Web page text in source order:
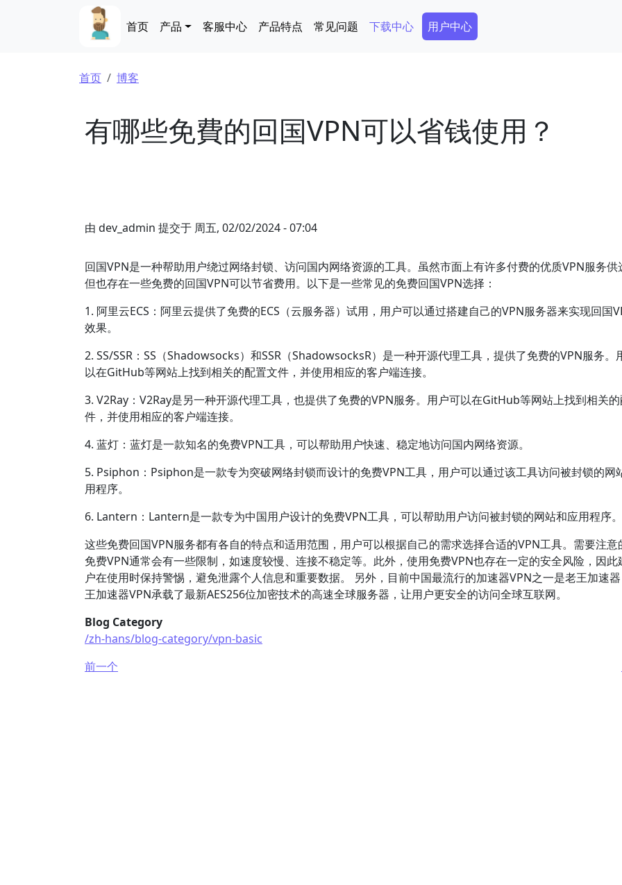
Main navigation
首页 产品 客服中心 产品特点 常见问题 下载中心 Secondary Menu
用户中心
面包屑
首页 博客
有哪些免費的回国VPN可以省钱使用？
由 dev_admin 提交于 周五, 02/02/2024 - 07:04
回国VPN是一种帮助用户绕过网络封锁、访问国内网络资源的工具。虽然市面上有许多付费的优质VPN服务供
但也存在一些免费的回国VPN可以节省费用。以下是一些常见的免费回国VPN选择：
1. 阿里云ECS：阿里云提供了免费的ECS（云服务器）试用，用户可以通过搭建自己的VPN服务器来实现回国
效果。
2. SS/SSR：SS（Shadowsocks）和SSR（ShadowsocksR）是一种开源代理工具，提供了免费的VPN服务。
以在GitHub等网站上找到相关的配置文件，并使用相应的客户端连接。
3. V2Ray：V2Ray是另一种开源代理工具，也提供了免费的VPN服务。用户可以在GitHub等网站上找到相关
件，并使用相应的客户端连接。
4. 蓝灯：蓝灯是一款知名的免费VPN工具，可以帮助用户快速、稳定地访问国内网络资源。
5. Psiphon：Psiphon是一款专为突破网络封锁而设计的免费VPN工具，用户可以通过该工具访问被封锁的网
用程序。
6. Lantern：Lantern是一款专为中国用户设计的免费VPN工具，可以帮助用户访问被封锁的网站和应用程序。
这些免费回国VPN服务都有各自的特点和适用范围，用户可以根据自己的需求选择合适的VPN工具。需要注意
免费VPN通常会有一些限制，如速度较慢、连接不稳定等。此外，使用免费VPN也存在一定的安全风险，因此
户在使用时保持警惕，避免泄露个人信息和重要数据。 另外，目前中国最流行的加速器VPN之一是老王加速
王加速器VPN承载了最新AES256位加密技术的高速全球服务器，让用户更安全的访问全球互联网。
Blog Category
/zh-hans/blog-category/vpn-basic
前一个